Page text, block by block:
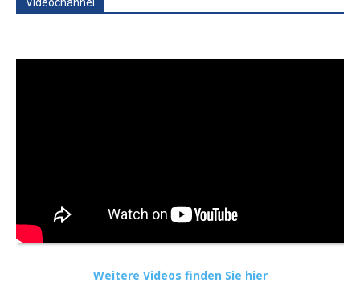
Weitere Videos finden Sie hier